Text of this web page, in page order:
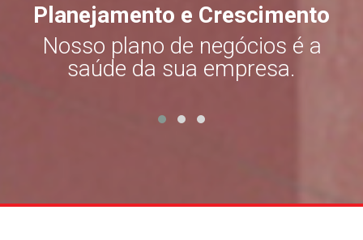
Planejamento e Crescimento
Nosso plano de negócios é a
saúde da sua empresa.